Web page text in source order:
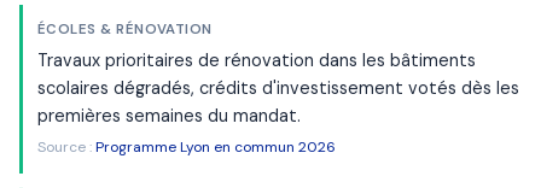
ÉCOLES & RÉNOVATION
Travaux prioritaires de rénovation dans les bâtiments
scolaires dégradés, crédits d'investissement votés dès les
premières semaines du mandat.
Source :Programme Lyon en commun 2026